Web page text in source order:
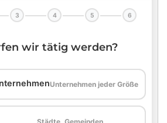
3 4 5 6
wir tätig werden?
Unternehmen jeder Größe